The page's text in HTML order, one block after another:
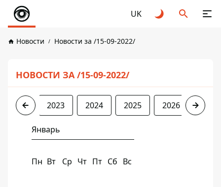
UK
Новости Новости за /15-09-2022/
НОВОСТИ ЗА /15-09-2022/
2022 2023 2024 2025 2026
Январь
Пн Вт Ср Чт Пт Сб Вс